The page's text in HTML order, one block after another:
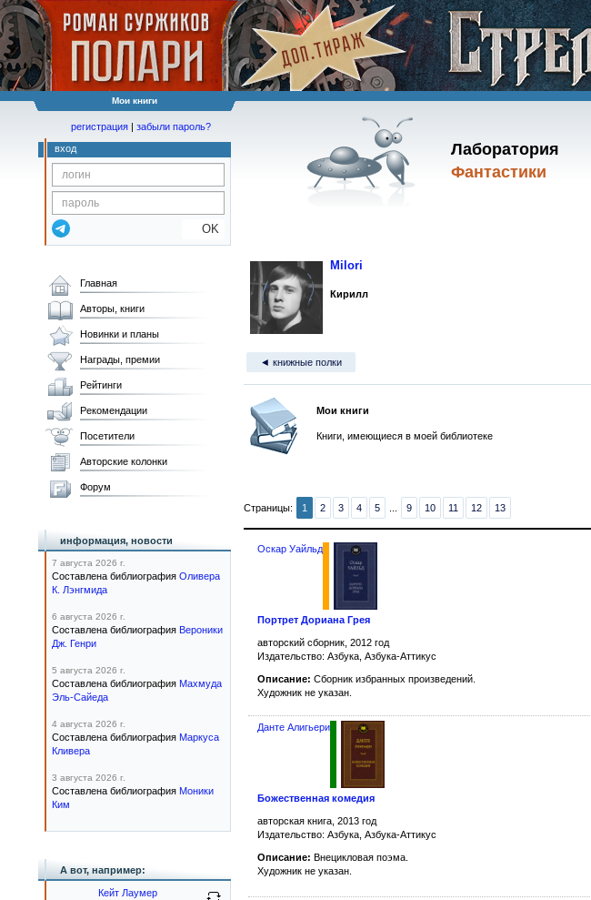
Мои книги
Лаборатория
Фантастики
регистрация | забыли пароль?
вход
OK
Milori
Кирилл
◄ книжные полки
Мои книги
Книги, имеющиеся в моей библиотеке
Страницы: 1 2 3 4 5 9 10 11 12 13
Оскар Уайльд
Портрет Дориана Грея
авторский сборник, 2012 год
Издательство: Азбука, Азбука-Аттикус
Описание: Сборник избранных произведений.
Художник не указан.
Данте Алигьери
Божественная комедия
авторская книга, 2013 год
Издательство: Азбука, Азбука-Аттикус
Описание: Внецикловая поэма.
Художник не указан.
Главная
Авторы, книги
Новинки и планы
Награды, премии
Рейтинги
Рекомендации
Посетители
Авторские колонки
Форум
информация, новости
7 августа 2026 г.
Составлена библиография Оливера
К. Лэнгмида
6 августа 2026 г.
Составлена библиография Вероники
Дж. Генри
5 августа 2026 г.
Составлена библиография Махмуда
Эль-Сайеда
4 августа 2026 г.
Составлена библиография Маркуса
Кливера
3 августа 2026 г.
Составлена библиография Моники
Ким
А вот, например:
Кейт Лаумер